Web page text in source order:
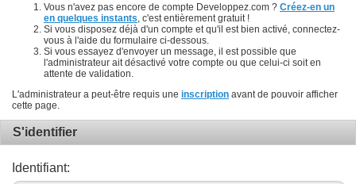
Vous n'avez pas encore de compte Developpez.com ? Créez-en un
en quelques instants , c'est entièrement gratuit !
Si vous disposez déjà d'un compte et qu'il est bien activé, connectez-
vous à l'aide du formulaire ci-dessous.
Si vous essayez d'envoyer un message, il est possible que
l'administrateur ait désactivé votre compte ou que celui-ci soit en
attente de validation.
L'administrateur a peut-être requis une inscription avant de pouvoir afficher
cette page.
S'identifier
Identifiant: